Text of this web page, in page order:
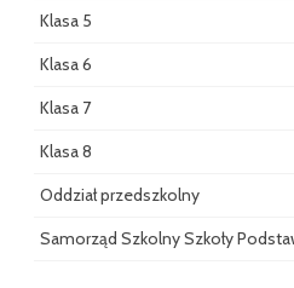
Klasa 5
Klasa 6
Klasa 7
Klasa 8
Oddział przedszkolny
Samorząd Szkolny Szkoły